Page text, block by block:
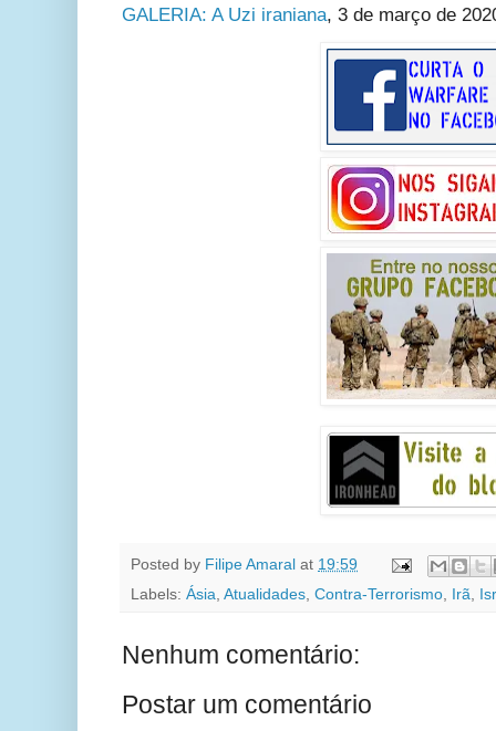
GALERIA: A Uzi iraniana, 3 de março de
Posted by Filipe Amaral at 19:59
Labels: Ásia Atualidades Contra-Terrorismo Irã
Nenhum comentário:
Postar um comentário